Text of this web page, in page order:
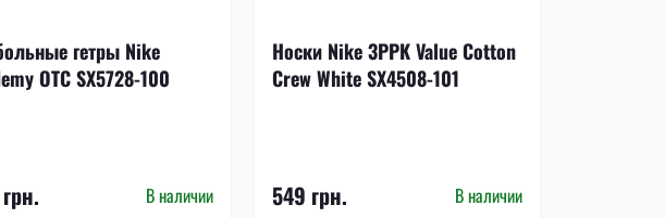
гетры Nike
OTC SX5728-100
В наличии
Носки Nike 3PPK Value Cotton
Crew White SX4508-101
549 грн. В наличии